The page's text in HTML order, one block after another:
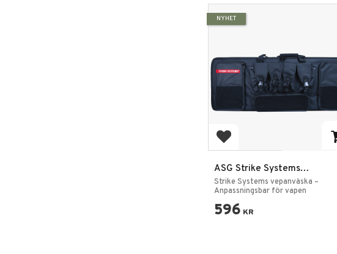
Add to favorites
ASG Strike Systems
Vepanväska med Pluckfoam -
Svart
Strike Systems vepanväska –
Anpassningsbar för vapen
596 KR
NYHET